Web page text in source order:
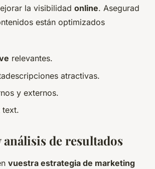
la visibilidad online. Asegurad
están optimizados
relevantes.
atractivas.
y externos.
text.
de resultados
vuestra estrategia de marketing